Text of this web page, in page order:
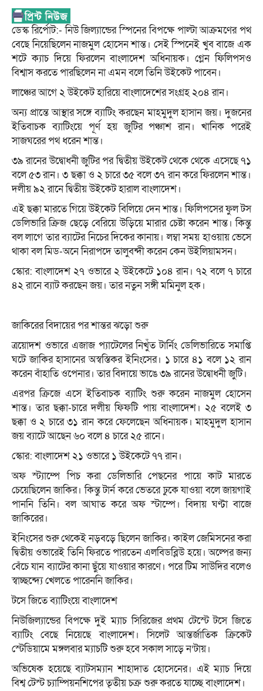
ডেস্ক রির্পোট:- নিউ জিল্যান্ডের স্পিনের বিপক্ষে পাল্টা আক্রমণের পথ
বেছে নিয়েছিলেন নাজমুল হোসেন শান্ত। সেই স্পিনেই খুব বাজে এক
শটে ক্যাচ দিয়ে ফিরলেন বাংলাদেশ অধিনায়ক। গ্লেন ফিলিপসও
বিশ্বাস করতে পারছিলেন না এমন বলে তিনি উইকেট পাবেন।
লাঞ্চের আগে ২ উইকেট হারিয়ে বাংলাদেশের সংগ্রহ ২০৪ রান।
অন্য প্রান্তে আস্থার সঙ্গে ব্যাটিং করছেন মাহমুদুল হাসান জয়। দুজনের
ইতিবাচক ব্যাটিংয়ে পূর্ণ হয় জুটির পঞ্চাশ রান। খানিক পরেই
সাজঘরের পথ ধরেন শান্ত।
৩৯ রানের উদ্বোধনী জুটির পর দ্বিতীয় উইকেট থেকে থেকে এসেছে ৭১
বলে ৫৩ রান। ৩ ছক্কা ও ২ চারে ৩৫ বলে ৩৭ রান করে ফিরলেন শান্ত।
দলীয় ৯২ রানে দ্বিতীয় উইকেট হারাল বাংলাদেশ।
এই ছক্কা মারতে গিয়ে উইকেট বিলিয়ে দেন শান্ত। ফিলিপসের ফুল টস
ডেলিভারি ক্রিজ ছেড়ে বেরিয়ে উড়িয়ে মারার চেষ্টা করেন শান্ত। কিন্তু
বল লাগে তার ব্যাটের নিচের দিকের কানায়। লম্বা সময় হাওয়ায় ভেসে
থাকা বল মিড-অনে নিরাপদে তালুবন্দী করেন কেন উইলিয়ামসন।
স্কোর: বাংলাদেশ ২৭ ওভারে ২ উইকেটে ১০৪ রান। ৭২ বলে ৭ চারে
৪২ রানে ব্যাট করছেন জয়। তার নতুন সঙ্গী মমিনুল হক।
জাকিরের বিদায়ের পর শান্তর ঝড়ো শুরু
ত্রয়োদশ ওভারে এজাজ প্যাটেলের নিখুঁত টার্নিং ডেলিভারিতে সমাপ্তি
ঘটে জাকির হাসানের অস্বস্তিকর ইনিংসের। ১ চারে ৪১ বলে ১২ রান
করেন বাঁহাতি ওপেনার। তার বিদায়ে ভাঙে ৩৯ রানের উদ্বোধনী জুটি।
এরপর ক্রিজে এসে ইতিবাচক ব্যাটিং শুরু করেন নাজমুল হোসেন
শান্ত। তার ছক্কা-চারে দলীয় ফিফটি পায় বাংলাদেশ। ২৫ বলেই ৩
ছক্কা ও ২ চারে ৩১ রান করে ফেলেছেন অধিনায়ক। মাহমুদুল হাসান
জয় ব্যাটে আছেন ৬০ বলে ৪ চারে ২৫ রানে।
স্কোর: বাংলাদেশ ২১ ওভারে ১ উইকেটে ৭৭ রান।
অফ স্ট্যাম্পে পিচ করা ডেলিভারি পেছনের পায়ে কাট মারতে
চেয়েছিলেন জাকির। কিন্তু টার্ন করে ভেতরে ঢুকে যাওয়া বলে জায়গাই
পাননি তিনি। বল আঘাত করে অফ স্টাম্পে। বিদায় ঘণ্টা বাজে
জাকিরের।
ইনিংসের শুরু থেকেই নড়বড়ে ছিলেন জাকির। কাইল জেমিসনের করা
দ্বিতীয় ওভারেই তিনি ফিরতে পারতেন এলবিডব্লিউ হয়ে। অল্পের জন্য
বেঁচে যান ব্যাটের কানা ছুঁয়ে যাওয়ার কারণে। পরে টিম সাউদির বলেও
স্বাচ্ছন্দ্যে খেলতে পারেননি জাকির।
টসে জিতে ব্যাটিংয়ে বাংলাদেশ
নিউজিল্যান্ডের বিপক্ষে দুই ম্যাচ সিরিজের প্রথম টেস্টে টসে জিতে
ব্যাটিং বেছে নিয়েছে বাংলাদেশ। সিলেট আন্তর্জাতিক ক্রিকেট
স্টেডিয়ামে মঙ্গলবার ম্যাচটি শুরু হবে সকাল সাড়ে ন’টায়।
অভিষেক হয়েছে ব্যাটসম্যান শাহাদাত হোসেনের। এই ম্যাচ দিয়ে
বিশ্ব টেস্ট চ্যাম্পিয়নশিপের তৃতীয় চক্র শুরু করতে যাচ্ছে বাংলাদেশ।